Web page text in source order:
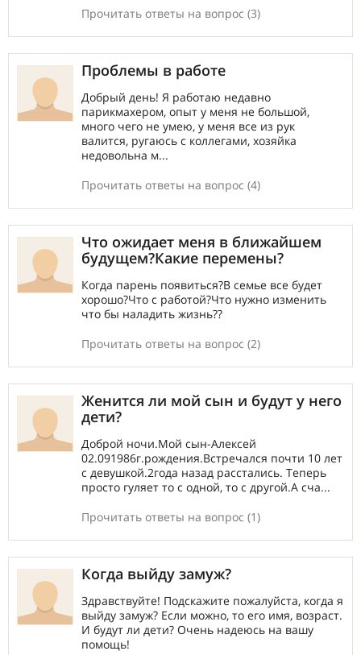
Прочитать ответы на вопрос (3)
Проблемы в работе
Добрый день! Я работаю недавно
парикмахером, опыт у меня не большой,
много чего не умею, у меня все из рук
валится, ругаюсь с коллегами, хозяйка
недовольна м...
Прочитать ответы на вопрос (4)
Что ожидает меня в ближайшем
будущем?Какие перемены?
Когда парень появиться?В семье все будет
хорошо?Что с работой?Что нужно изменить
что бы наладить жизнь??
Прочитать ответы на вопрос (2)
Женится ли мой сын и будут у него
дети?
Доброй ночи.Мой сын-Алексей
02.091986г.рождения.Встречался почти 10 лет
с девушкой.2года назад расстались. Теперь
просто гуляет то с одной, то с другой.А сча...
Прочитать ответы на вопрос (1)
Когда выйду замуж?
Здравствуйте! Подскажите пожалуйста, когда я
выйду замуж? Если можно, то его имя, возраст.
И будут ли дети? Очень надеюсь на вашу
помощь!